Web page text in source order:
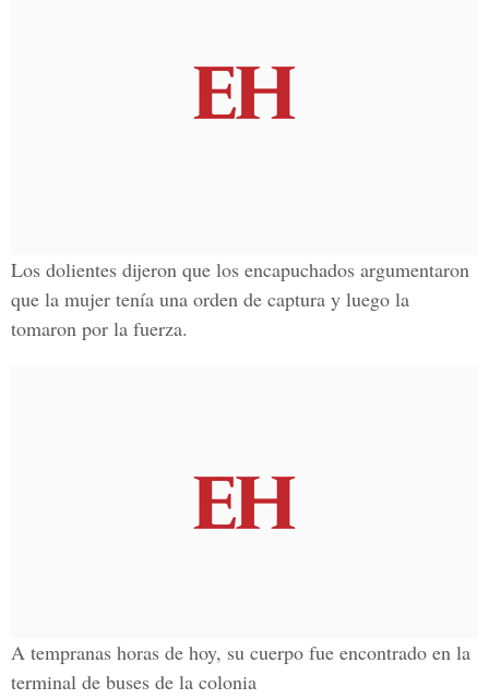
Los dolientes dijeron que los encapuchados argumentaron
que la mujer tenía una orden de captura y luego la
tomaron por la fuerza.
A tempranas horas de hoy, su cuerpo fue encontrado en la
terminal de buses de la colonia